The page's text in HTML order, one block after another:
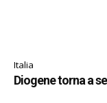
Italia
Diogene torna a